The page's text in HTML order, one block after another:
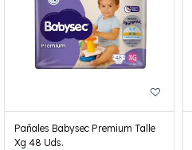
Pañales Babysec Premium Talle
Xg 48 Uds.